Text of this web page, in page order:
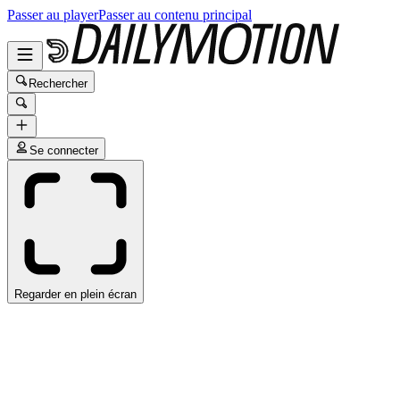
Passer au playerPasser au contenu principal
Rechercher
Se connecter
Regarder en plein écran